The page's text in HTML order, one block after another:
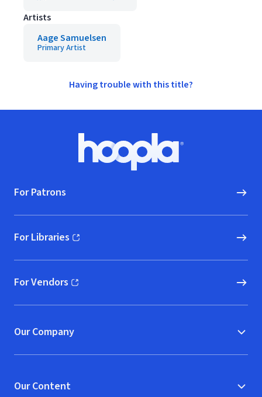
Artists
Aage Samuelsen
Primary Artist
Having trouble with this title?
Hoopla logo, Go to homepage
For Patrons
For Libraries
(opens in new window)
For Vendors
(opens in new window)
Our Company
Our Content